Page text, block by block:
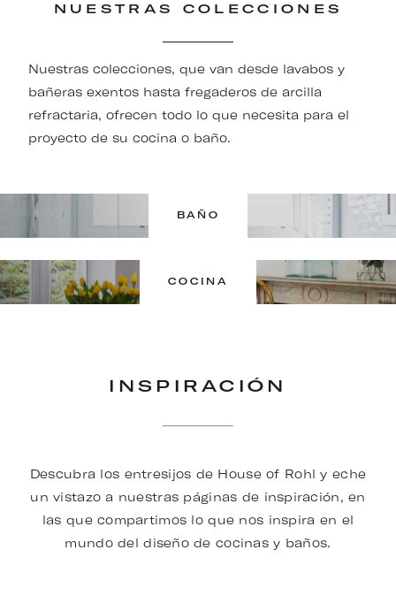
NUESTRAS COLECCIONES
Nuestras colecciones, que van desde lavabos y
bañeras exentos hasta fregaderos de arcilla
refractaria, ofrecen todo lo que necesita para el
proyecto de su cocina o baño.
BAÑO
COCINA
INSPIRACIÓN
Descubra los entresijos de House of Rohl y eche
un vistazo a nuestras páginas de inspiración, en
las que compartimos lo que nos inspira en el
mundo del diseño de cocinas y baños.